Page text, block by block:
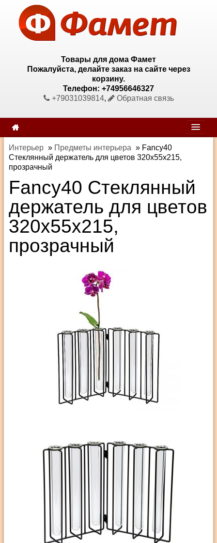
Товары для дома Фамет
Пожалуйста, делайте заказ на сайте через
корзину.
Телефон: +74956646327
+79031039814, Обратная связь
Интерьер » Предметы интерьера » Fancy40
Стеклянный держатель для цветов 320х55х215,
прозрачный
Fancy40 Стеклянный
держатель для цветов
320х55х215,
прозрачный